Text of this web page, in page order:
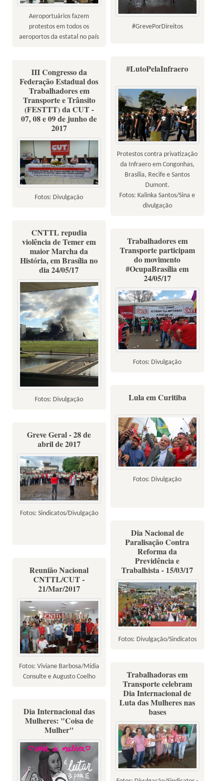
Aeroportuários fazem
protestos em todos os
aeroportos da estatal no país
#GrevePorDireitos
#LutoPelaInfraero
Protestos contra privatização
da Infraero em Congonhas,
Brasília, Recife e Santos
Dumont.
Fotos: Kalinka Santos/Sina e
divulgação
III Congresso da
Federação Estadual dos
Trabalhadores em
Transporte e Trânsito
(FESTTT) da CUT -
07, 08 e 09 de junho de
2017
Fotos: Divulgação
CNTTL repudia
violência de Temer em
maior Marcha da
História, em Brasília no
dia 24/05/17
Fotos: Divulgação
Trabalhadores em
Transporte participam
do movimento
#OcupaBrasília em
24/05/17
Fotos: Divulgação
Lula em Curitiba
Fotos: Divulgação
Greve Geral - 28 de
abril de 2017
Fotos: Sindicatos/Divulgação
Dia Nacional de
Paralisação Contra
Reforma da
Previdência e
Trabalhista - 15/03/17
Fotos: Divulgação/Sindicatos
Reunião Nacional
CNTTL/CUT -
21/Mar/2017
Fotos: Viviane Barbosa/Mídia
Consulte e Augusto Coelho
Trabalhadoras em
Transporte celebram
Dia Internacional de
Luta das Mulheres nas
bases
Dia Internacional das
Mulheres: "Coisa de
Mulher"